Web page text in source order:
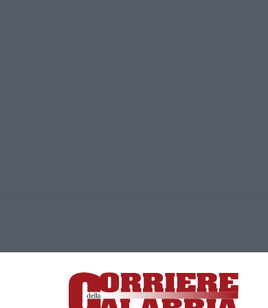
Lamezia Terme (CZ)
responsabile Paola Militano |Privacy